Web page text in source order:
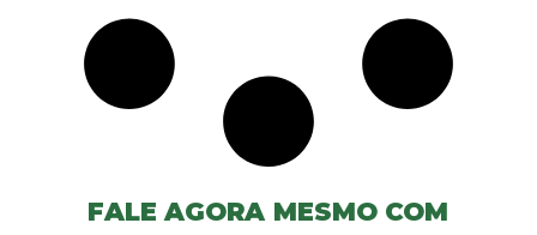
FALE AGORA MESMO COM